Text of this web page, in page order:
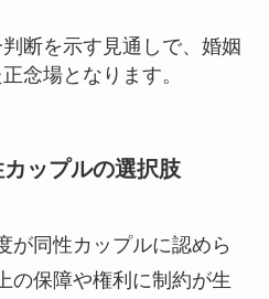
断を示す見通しで、婚姻
念場となります。
カップルの選択肢
が同性カップルに認めら
の保障や権利に制約が生